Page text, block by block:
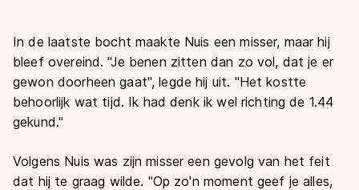
In de laatste bocht maakte Nuis een misser, maar hij
bleef overeind. "Je benen zitten dan zo vol, dat je er
gewon doorheen gaat", legde hij uit. "Het kostte
behoorlijk wat tijd. Ik had denk ik wel richting de 1.44
gekund."
Volgens Nuis was zijn misser een gevolg van het feit
dat hij te graag wilde. "Op zo'n moment geef je alles,